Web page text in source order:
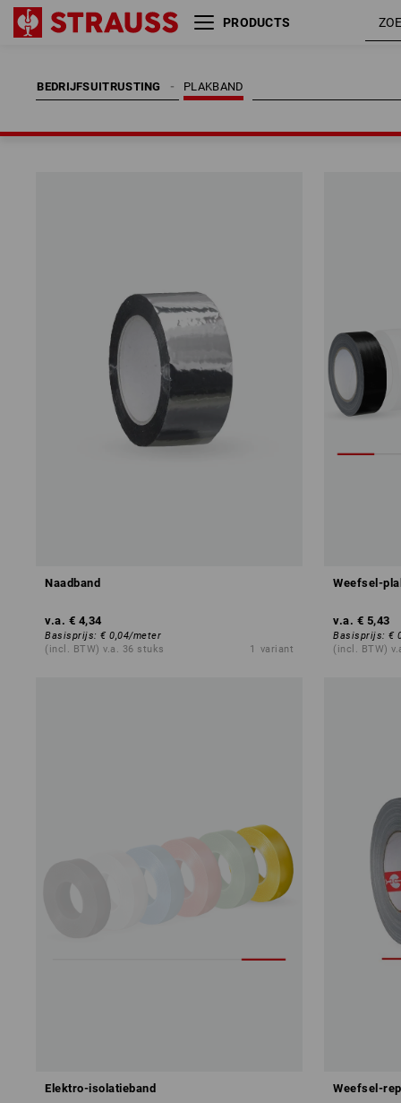
PRODUCTS
BEDRIJFSUITRUSTING PLAKBAND
BEDRIJFSUITRUSTING PLAKBAND
Naadband
v.a. € 4,34
Basisprijs:€ 0,04/meter
(incl. BTW) v.a. 36 stuks
1 variant
Weefsel-
v.a. € 5,43
Basisprijs:€
(incl. BTW)
Elektro-isolatieband Weefsel-